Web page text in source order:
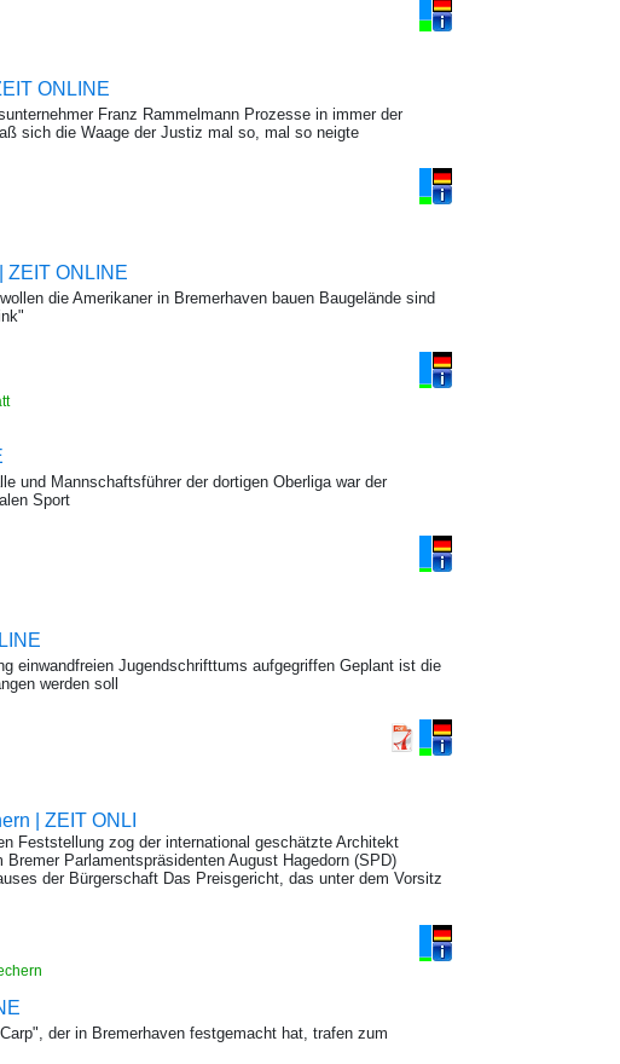
ONLINE
Franz Rammelmann Prozesse in immer der
sich die Waage der Justiz mal so, mal so neigte
ZEIT ONLINE
die Amerikaner in Bremerhaven bauen Baugelände sind
und Mannschaftsführer der dortigen Oberliga war der
Sport
einwandfreien Jugendschrifttums aufgegriffen Geplant ist die
werden soll
| ZEIT ONLI
Feststellung zog der international geschätzte Architekt
Parlamentspräsidenten August Hagedorn (SPD)
der Bürgerschaft Das Preisgericht, das unter dem Vorsitz
der in Bremerhaven festgemacht hat, trafen zum